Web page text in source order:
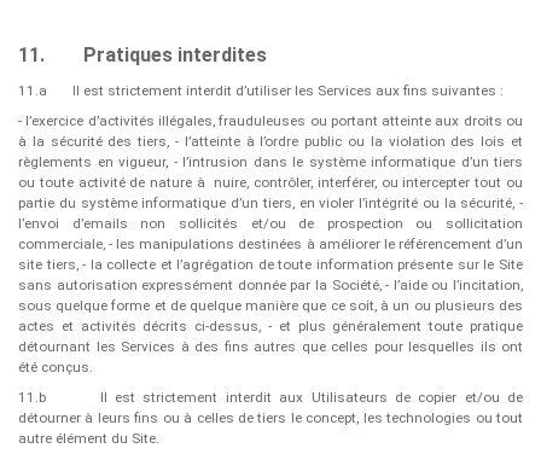
11. Pratiques interdites
11.a
Il est strictement interdit d’utiliser les Services aux fins suivantes :
- l’exercice d’activités illégales, frauduleuses ou portant atteinte aux droits ou
à la sécurité des tiers, - l’atteinte à l’ordre public ou la violation des lois et
règlements en vigueur, - l’intrusion dans le système informatique d’un tiers
ou toute activité de nature à
nuire, contrôler, interférer, ou intercepter tout ou
partie du système informatique d’un tiers, en violer l’intégrité ou la sécurité, -
l’envoi d’emails non sollicités et/ou de prospection ou sollicitation
commerciale, - les manipulations destinées à améliorer le référencement d’un
site tiers, - la collecte et l’agrégation de toute information présente sur le Site
sans autorisation expressément donnée par la Société, - l’aide ou l’incitation,
sous quelque forme et de quelque manière que ce soit, à un ou plusieurs des
actes et activités décrits ci-dessus, - et plus généralement toute pratique
détournant les Services à des fins autres que celles pour lesquelles ils ont
été conçus.
11.b
Il est strictement interdit aux Utilisateurs de copier et/ou de
détourner à leurs fins ou à celles de tiers le concept, les technologies ou tout
autre élément du Site.